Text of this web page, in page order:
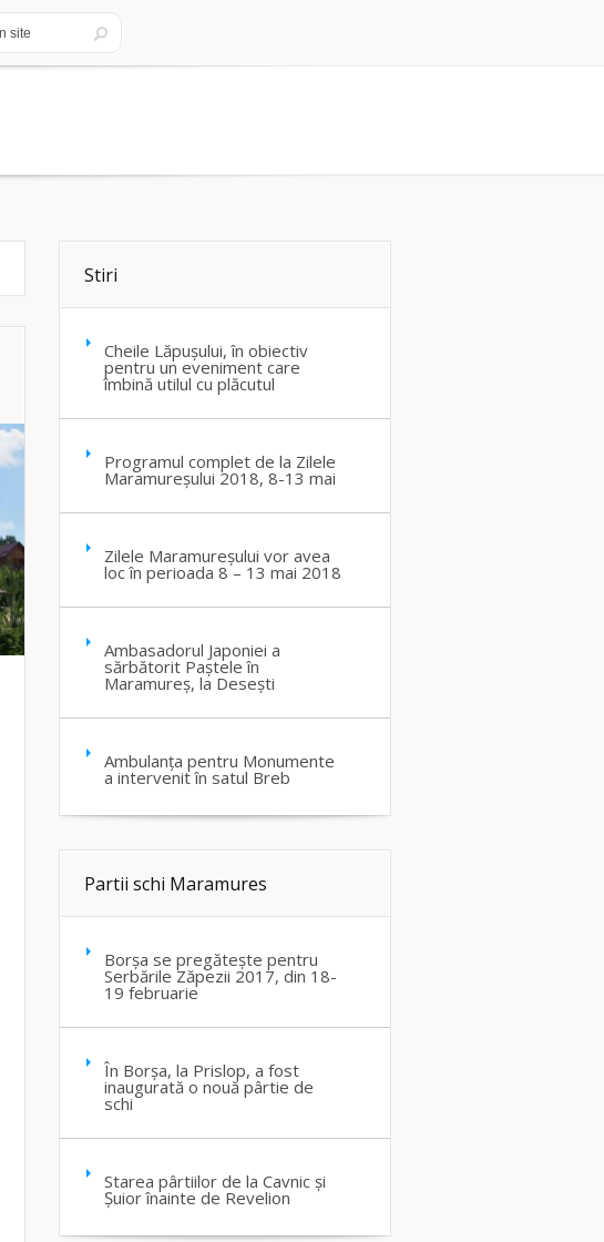
Stiri
Cheile Lăpușului, în obiectiv
pentru un eveniment care
îmbină utilul cu plăcutul
Programul complet de la Zilele
Maramureșului 2018, 8-13 mai
Zilele Maramureșului vor avea
loc în perioada 8 – 13 mai 2018
Ambasadorul Japoniei a
sărbătorit Paștele în
Maramureș, la Desești
Ambulanța pentru Monumente
a intervenit în satul Breb
Partii schi Maramures
Borșa se pregătește pentru
Serbările Zăpezii 2017, din 18-
19 februarie
În Borșa, la Prislop, a fost
inaugurată o nouă pârtie de
schi
Starea pârtiilor de la Cavnic și
Șuior înainte de Revelion